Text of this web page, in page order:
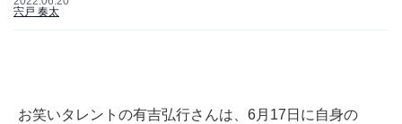
宍戸 奏太
お笑いタレントの有吉弘行さんは、6月17日に自身の